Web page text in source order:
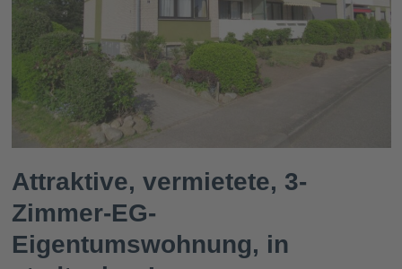
Attraktive, vermietete, 3-
Zimmer-EG-
Eigentumswohnung, in